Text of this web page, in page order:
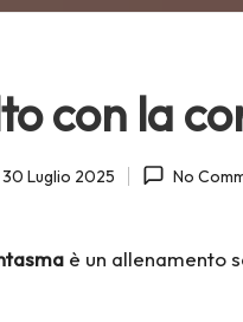
con la
30 Luglio 2025 No
è un allenamento